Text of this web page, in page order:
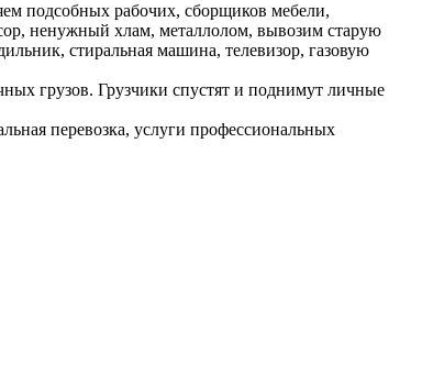
подсобных рабочих, сборщиков мебели,
ненужный хлам, металлолом, вывозим старую
стиральная машина, телевизор, газовую
грузов. Грузчики спустят и поднимут личные
перевозка, услуги профессиональных